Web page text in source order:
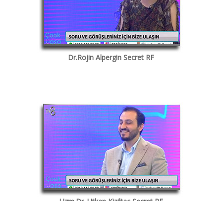
Dr.Rojin Alpergin Secret RF